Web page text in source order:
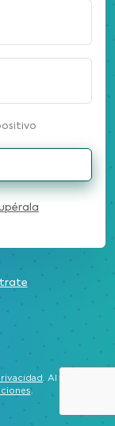
. Al ingresar
.